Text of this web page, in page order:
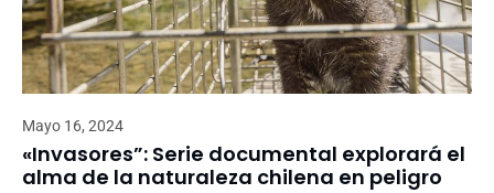
Mayo 16, 2024
«Invasores”: Serie documental explorará el
alma de la naturaleza chilena en peligro